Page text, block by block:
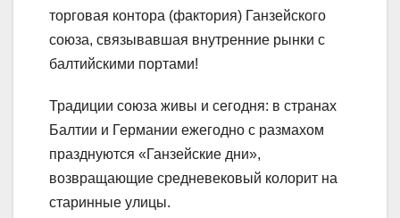
торговая контора (фактория) Ганзейского
союза, связывавшая внутренние рынки с
балтийскими портами!
Традиции союза живы и сегодня: в странах
Балтии и Германии ежегодно с размахом
празднуются «Ганзейские дни»,
возвращающие средневековый колорит на
старинные улицы.